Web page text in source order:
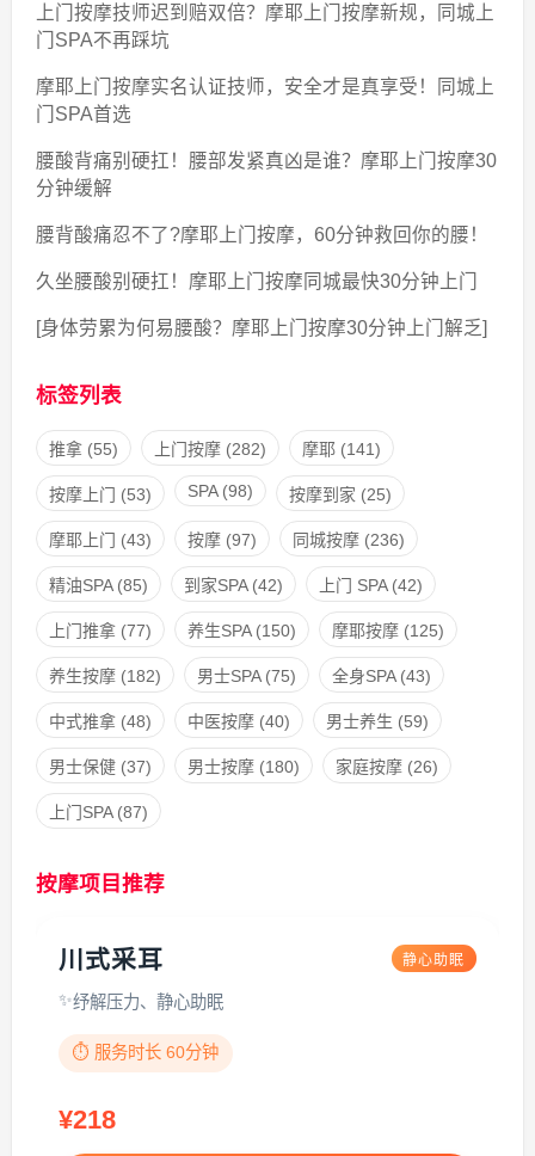
上门按摩技师迟到赔双倍？摩耶上门按摩新规，同城上
门SPA不再踩坑
摩耶上门按摩实名认证技师，安全才是真享受！同城上
门SPA首选
腰酸背痛别硬扛！腰部发紧真凶是谁？摩耶上门按摩30
分钟缓解
腰背酸痛忍不了?摩耶上门按摩，60分钟救回你的腰！
久坐腰酸别硬扛！摩耶上门按摩同城最快30分钟上门
[身体劳累为何易腰酸？摩耶上门按摩30分钟上门解乏]
标签列表
推拿(55) 上门按摩(282) 摩耶(141)
按摩上门 (53) SPA(98) 按摩到家 (25)
摩耶上门 (43) 按摩(97) 同城按摩(236)
精油SPA(85) 到家SPA(42) 上门 SPA(42)
上门推拿(77) 养生SPA(150) 摩耶按摩(125)
养生按摩(182) 男士SPA(75) 全身SPA(43)
中式推拿(48) 中医按摩(40) 男士养生 (59)
男士保健(37) 男士按摩(180) 家庭按摩(26)
上门SPA(87)
按摩项目推荐
川式采耳 静心助眠
纾解压力、静心助眠
⏱️ 服务时长 60分钟
¥218